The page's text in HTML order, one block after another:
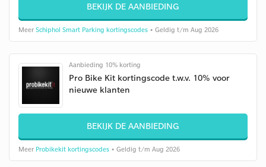
BEKIJK DE AANBIEDING
Meer Schiphol Smart Parking kortingscodes • Geldig t/m Aug 2026
Aanbieding 10% korting
Pro Bike Kit kortingscode t.w.v. 10% voor
nieuwe klanten
BEKIJK DE AANBIEDING
Meer Probikekit kortingscodes • Geldig t/m Aug 2026